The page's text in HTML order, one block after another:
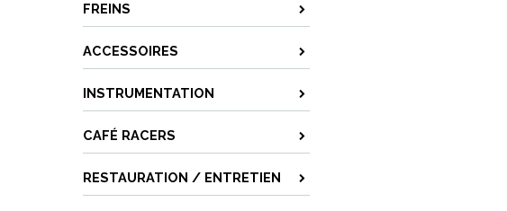
FREINS
ACCESSOIRES
INSTRUMENTATION
CAFÉ RACERS
RESTAURATION / ENTRETIEN